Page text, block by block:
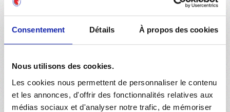
Consentement Détails À propos des cookies
Nous utilisons des cookies.
Les cookies nous permettent de personnaliser le contenu
et les annonces, d'offrir des fonctionnalités relatives aux
médias sociaux et d'analyser notre trafic, de mémoriser
Communiqué de presse : Inès Benyahia prolonge
jusqu’en 2026
Inès Benyahia prolonge jusqu'en 2024